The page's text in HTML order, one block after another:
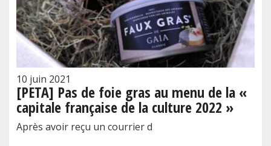
10 juin 2021
[PETA] Pas de foie gras au menu de la «
capitale française de la culture 2022 »
Après avoir reçu un courrier d